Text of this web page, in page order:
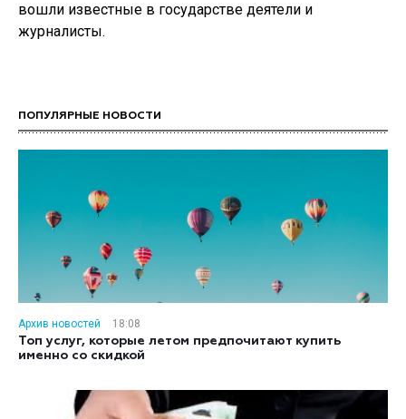
вошли известные в государстве деятели и
журналисты.
ПОПУЛЯРНЫЕ НОВОСТИ
Архив новостей
18:08
Топ услуг, которые летом предпочитают купить
именно со скидкой